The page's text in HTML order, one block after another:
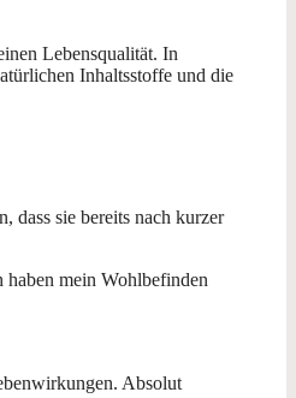
Lebensqualität. In
Inhaltsstoffe und die
dass sie bereits nach kurzer
haben mein Wohlbefinden
Absolut